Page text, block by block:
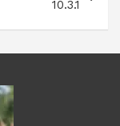
10.3.1